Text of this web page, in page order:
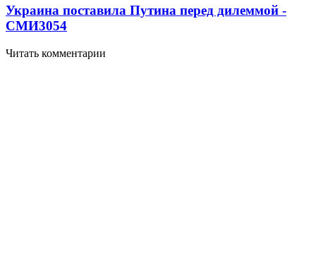
Украина поставила Путина перед дилеммой -
СМИ3054
Читать комментарии